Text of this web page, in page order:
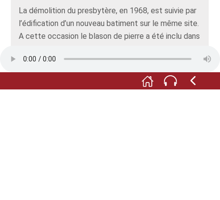
La démolition du presbytère, en 1968, est suivie par
l’édification d’un nouveau batiment sur le même site.
A cette occasion le blason de pierre a été inclu dans
2022, la pierre est tellement dégradée que
l’association historique d’Oberschopfheim suggère
de restaurer le blason puis de le protéger.